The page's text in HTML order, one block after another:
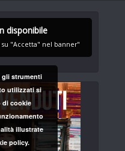
disponibile
"Accetta" nel banner"
gli strumenti
utilizzati si
di cookie
illustrate
policy.